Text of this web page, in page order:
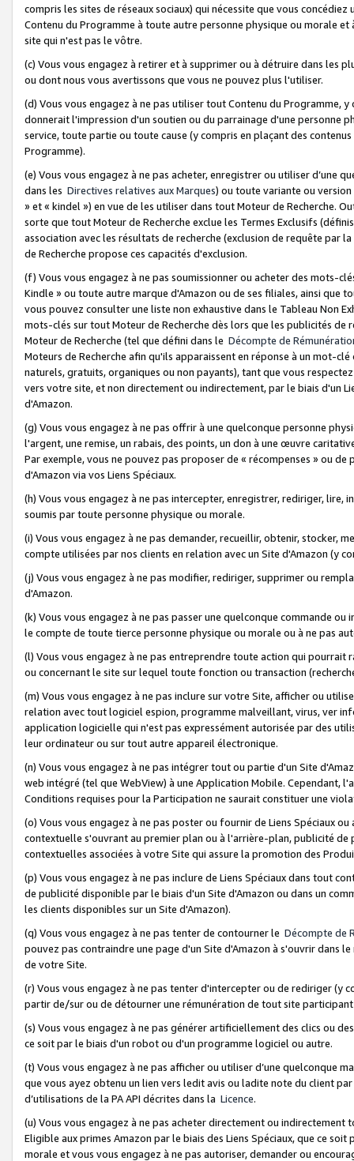
compris les sites de réseaux sociaux) qui nécessite que vous
Contenu du Programme à toute autre personne physique ou morale
site qui n'est pas le vôtre.
(c) Vous vous engagez à retirer et à supprimer ou à détruire dans les
ou dont nous vous avertissons que vous ne pouvez plus l'utiliser.
(d) Vous vous engagez à ne pas utiliser tout Contenu du Programme,
donnerait l'impression d'un soutien ou du parrainage d'une personne
service, toute partie ou toute cause (y compris en plaçant des
Programme).
(e) Vous vous engagez à ne pas acheter, enregistrer ou utiliser d’une
dans les Directives relatives aux Marques) ou toute variante ou
» et « kindel ») en vue de les utiliser dans tout Moteur de Recherche.
sorte que tout Moteur de Recherche exclue les Termes Exclusifs
association avec les résultats de recherche (exclusion de requête
de Recherche propose ces capacités d'exclusion.
(f) Vous vous engagez à ne pas soumissionner ou acheter des mots-
Kindle » ou toute autre marque d'Amazon ou de ses filiales, ainsi que
vous pouvez consulter une liste non exhaustive dans le Tableau Non
mots-clés sur tout Moteur de Recherche dès lors que les publicités de
Moteur de Recherche (tel que défini dans le Décompte de
Moteurs de Recherche afin qu'ils apparaissent en réponse à un mot-
naturels, gratuits, organiques ou non payants), tant que vous
vers votre site, et non directement ou indirectement, par le biais d'un
d'Amazon.
(g) Vous vous engagez à ne pas offrir à une quelconque personne
l'argent, une remise, un rabais, des points, un don à une œuvre
Par exemple, vous ne pouvez pas proposer de « récompenses » ou
d'Amazon via vos Liens Spéciaux.
(h) Vous vous engagez à ne pas intercepter, enregistrer, rediriger,
soumis par toute personne physique ou morale.
(i) Vous vous engagez à ne pas demander, recueillir, obtenir, stocker,
compte utilisées par nos clients en relation avec un Site d'Amazon (y
(j) Vous vous engagez à ne pas modifier, rediriger, supprimer ou
d'Amazon.
(k) Vous vous engagez à ne pas passer une quelconque commande
le compte de toute tierce personne physique ou morale ou à ne pas
(l) Vous vous engagez à ne pas entreprendre toute action qui
ou concernant le site sur lequel toute fonction ou transaction
(m) Vous vous engagez à ne pas inclure sur votre Site, afficher ou
relation avec tout logiciel espion, programme malveillant, virus, ver
application logicielle qui n'est pas expressément autorisée par des
leur ordinateur ou sur tout autre appareil électronique.
(n) Vous vous engagez à ne pas intégrer tout ou partie d'un Site
web intégré (tel que WebView) à une Application Mobile. Cependant,
Conditions requises pour la Participation ne saurait constituer une
(o) Vous vous engagez à ne pas poster ou fournir de Liens Spéciaux
contextuelle s'ouvrant au premier plan ou à l'arrière-plan, publicité
contextuelles associées à votre Site qui assure la promotion des
(p) Vous vous engagez à ne pas inclure de Liens Spéciaux dans tout
de publicité disponible par le biais d'un Site d'Amazon ou dans un
les clients disponibles sur un Site d'Amazon).
(q) Vous vous engagez à ne pas tenter de contourner le Décompte de
pouvez pas contraindre une page d'un Site d'Amazon à s'ouvrir dans
de votre Site.
(r) Vous vous engagez à ne pas tenter d'intercepter ou de rediriger
partir de/sur ou de détourner une rémunération de tout site
(s) Vous vous engagez à ne pas générer artificiellement des clics ou
ce soit par le biais d'un robot ou d'un programme logiciel ou autre.
(t) Vous vous engagez à ne pas afficher ou utiliser d’une quelconque
que vous ayez obtenu un lien vers ledit avis ou ladite note du client
d’utilisations de la PA API décrites dans la Licence.
(u) Vous vous engagez à ne pas acheter directement ou
Eligible aux primes Amazon par le biais des Liens Spéciaux, que ce
morale et vous vous engagez à ne pas autoriser, demander ou